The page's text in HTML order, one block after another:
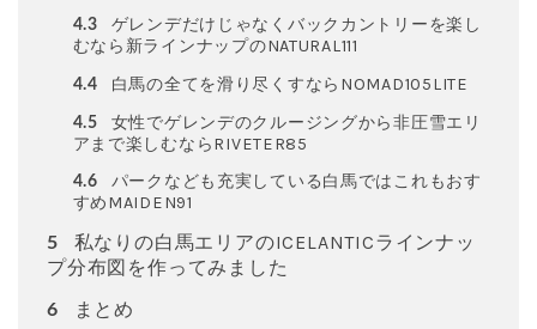
4.3
ゲレンデだけじゃなくバックカントリーを楽し
むなら新ラインナップのNATURAL111
4.4 白馬の全てを滑り尽くすならNOMAD105LITE
4.5
女性でゲレンデのクルージングから非圧雪エリ
アまで楽しむならRIVETER85
4.6
パークなども充実している白馬ではこれもおす
すめMAIDEN91
5
私なりの白馬エリアのICELANTICラインナッ
プ分布図を作ってみました
6 まとめ